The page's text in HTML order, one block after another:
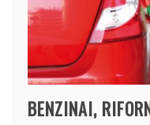
BENZINAI,